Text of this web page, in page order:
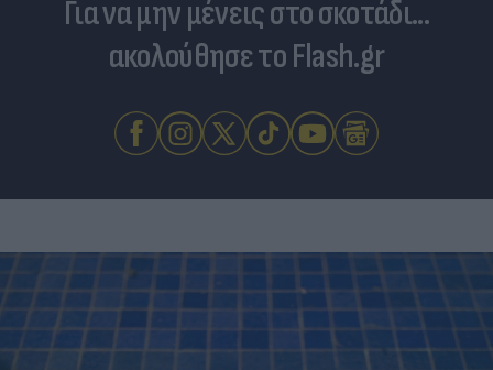
Για να μην μένεις στο σκοτάδι...
ακολούθησε το Flash.gr